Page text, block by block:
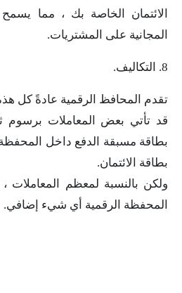
الائتمان الخاصة بك ، مما
المجانية على المشتريات.
8. التكاليف.
تقدم المحافظ الرقمية عادةً كل
قد تأتي بعض المعاملات برسوم
بطاقة مسبقة الدفع داخل
بطاقة الائتمان.
ولكن بالنسبة لمعظم
المحفظة الرقمية أي شيء إضافي.